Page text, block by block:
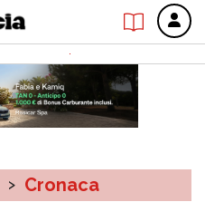
> Cronaca